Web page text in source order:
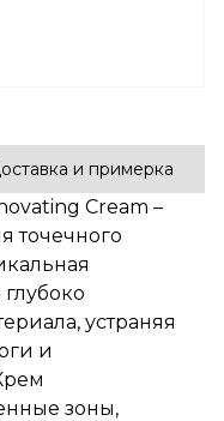
и примерка
Cream –
точечного
устраняя
и
зоны,